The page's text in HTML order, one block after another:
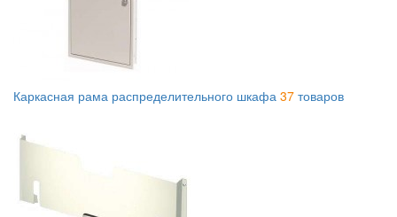
Каркасная рама распределительного шкафа 37 товаров